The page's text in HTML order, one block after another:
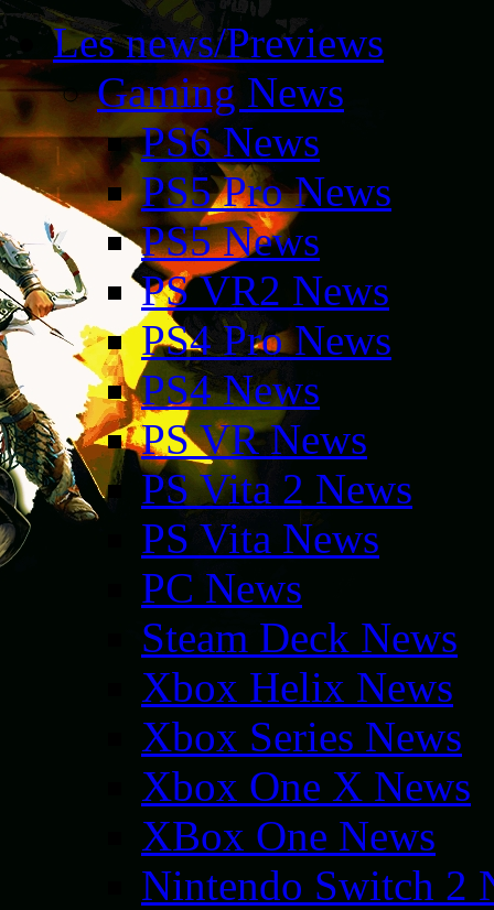
Les news/Previews
Gaming News
PS6 News
PS5 Pro News
PS5 News
PS VR2 News
PS4 Pro News
PS4 News
PS VR News
PS Vita 2 News
PS Vita News
PC News
Steam Deck News
Xbox Helix News
Xbox Series News
Xbox One X News
XBox One News
Nintendo Switch 2